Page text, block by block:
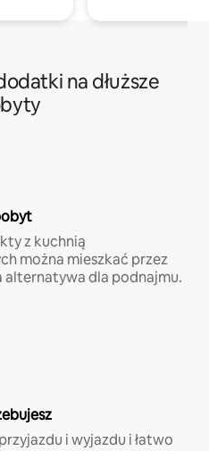
na dłuższe
z kuchnią
można mieszkać przez
alternatywa dla podnajmu.
i wyjazdu i łatwo